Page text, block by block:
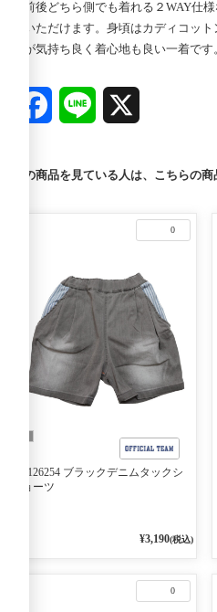
で前後どちら側でも着れる２WAY仕
みいただけます。身頃はカディコッ
りが気持ち良く着心地も良い一着です
FacebookLine
この商品を見ている人は、こちらの
0
1126254 ブラックデニムタックシ
ョーツ
¥3,190(税込)
0